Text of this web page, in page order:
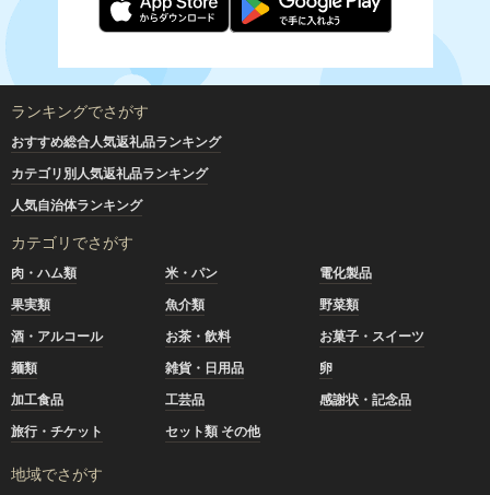
ランキングでさがす
おすすめ総合人気返礼品ランキング
カテゴリ別人気返礼品ランキング
人気自治体ランキング
カテゴリでさがす
肉・ハム類 米・パン
電化製品
果実類
魚介類
野菜類
酒・アルコール
お茶・飲料
お菓子・スイーツ
麺類
雑貨・日用品
卵
加工食品
工芸品
感謝状・記念品
旅行・チケット
セット類 その他
地域でさがす